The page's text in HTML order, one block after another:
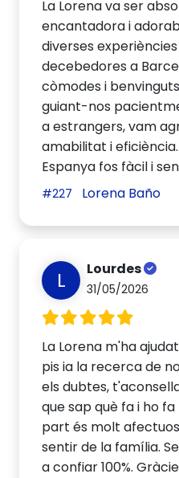
La Lorena va ser
encantadora i
diverses
decebedores a
còmodes i
guiant-nos
a estrangers, vam
amabilitat i
Espanya fos fàcil i
#227 Lorena Baño
L Lourdes
31/05/2026
La Lorena m'ha
pis ia la recerca de
els dubtes,
que sap què fa i ho
part és molt
sentir de la família.
a confiar 100%.